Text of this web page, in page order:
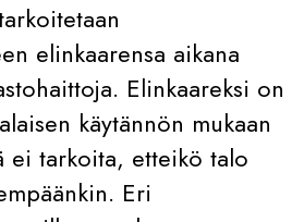
elinkaarensa aikana
Elinkaareksi on
käytännön mukaan
ei tarkoita, etteikö talo
Eri